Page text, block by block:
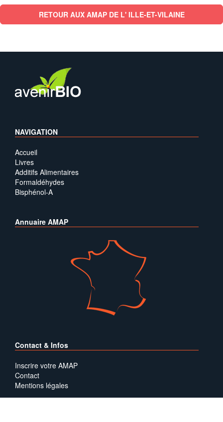
RETOUR AUX AMAP DE L' ILLE-ET-VILAINE
NAVIGATION
Accueil
Livres
Additifs Alimentaires
Formaldéhydes
Bisphénol-A
Annuaire AMAP
Contact & Infos
Inscrire votre AMAP
Contact
Mentions légales